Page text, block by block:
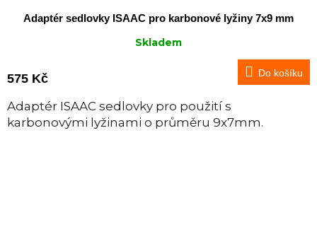
Adaptér sedlovky ISAAC pro karbonové lyžiny 7x9 mm
Skladem
575 Kč Do košíku
Adaptér ISAAC sedlovky pro použití s
karbonovými lyžinami o průměru 9x7mm.